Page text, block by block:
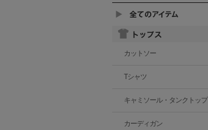
カットソー
Tシャツ
キャミソール・タンクトップ
カーディガン